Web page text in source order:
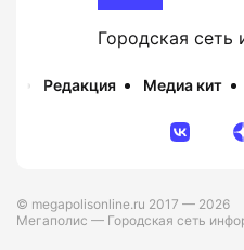
Городская
Редакция Медиа кит
© megapolisonline.ru 2017 — 2026
Мегаполис — Городская сеть